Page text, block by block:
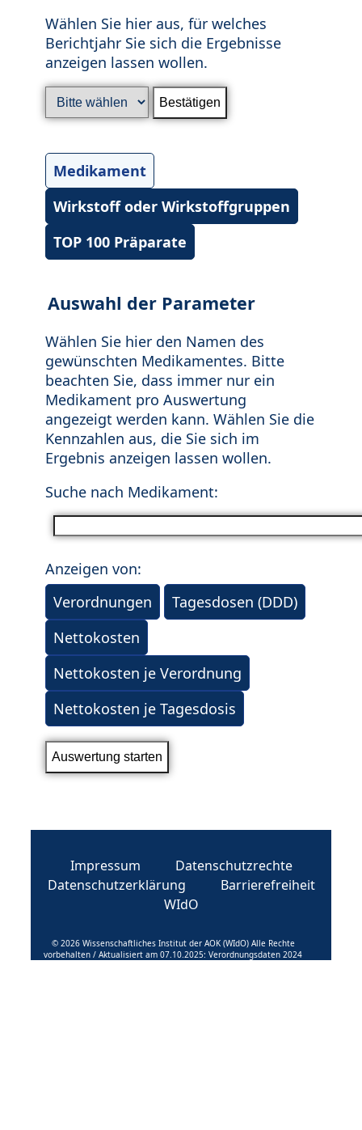
Wählen Sie hier aus, für welches
Berichtjahr Sie sich die Ergebnisse
anzeigen lassen wollen.
Medikament
Wirkstoff oder Wirkstoffgruppen
TOP 100 Präparate
Auswahl der Parameter
Wählen Sie hier den Namen des
gewünschten Medikamentes. Bitte
beachten Sie, dass immer nur ein
Medikament pro Auswertung
angezeigt werden kann. Wählen Sie die
Kennzahlen aus, die Sie sich im
Ergebnis anzeigen lassen wollen.
Suche nach Medikament:
Anzeigen von:
Verordnungen
Tagesdosen (DDD)
Nettokosten
Nettokosten je Verordnung
Nettokosten je Tagesdosis
Impressum
Datenschutzrechte
Datenschutzerklärung
Barrierefreiheit
WIdO
© 2026 Wissenschaftliches Institut der AOK (WIdO) Alle Rechte
vorbehalten / Aktualisiert am 07.10.2025: Verordnungsdaten 2024